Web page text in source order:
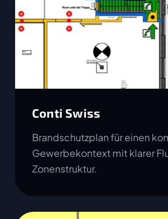
Conti Swiss
Brandschutzplan für einen
Gewerbekontext mit klarer
Zonenstruktur.